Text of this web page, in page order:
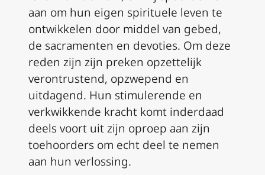
aan om hun eigen spirituele leven te
ontwikkelen door middel van gebed,
de sacramenten en devoties. Om deze
reden zijn zijn preken opzettelijk
verontrustend, opzwepend en
uitdagend. Hun stimulerende en
verkwikkende kracht komt inderdaad
deels voort uit zijn oproep aan zijn
toehoorders om echt deel te nemen
aan hun verlossing.